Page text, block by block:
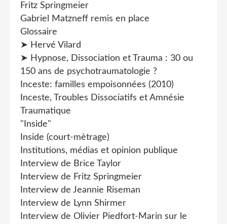
Fritz Springmeier
Gabriel Matzneff remis en place
Glossaire
➤ Hervé Vilard
➤ Hypnose, Dissociation et Trauma : 30 ou
150 ans de psychotraumatologie ?
Inceste: familles empoisonnées (2010)
Inceste, Troubles Dissociatifs et Amnésie
Traumatique
"Inside"
Inside (court-mètrage)
Institutions, médias et opinion publique
Interview de Brice Taylor
Interview de Fritz Springmeier
Interview de Jeannie Riseman
Interview de Lynn Shirmer
Interview de Olivier Piedfort-Marin sur le